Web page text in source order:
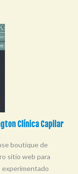
Clínica Capilar
boutique de
sitio web para
experimentado